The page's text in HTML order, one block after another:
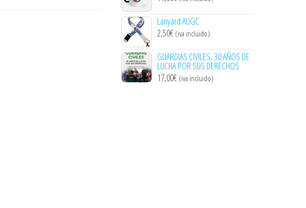
Lanyard AUGC
2,50€ (iva incluido)
GUARDIAS CIVILES, 30 AÑOS DE
LUCHA POR SUS DERECHOS
17,00€ (iva incluido)